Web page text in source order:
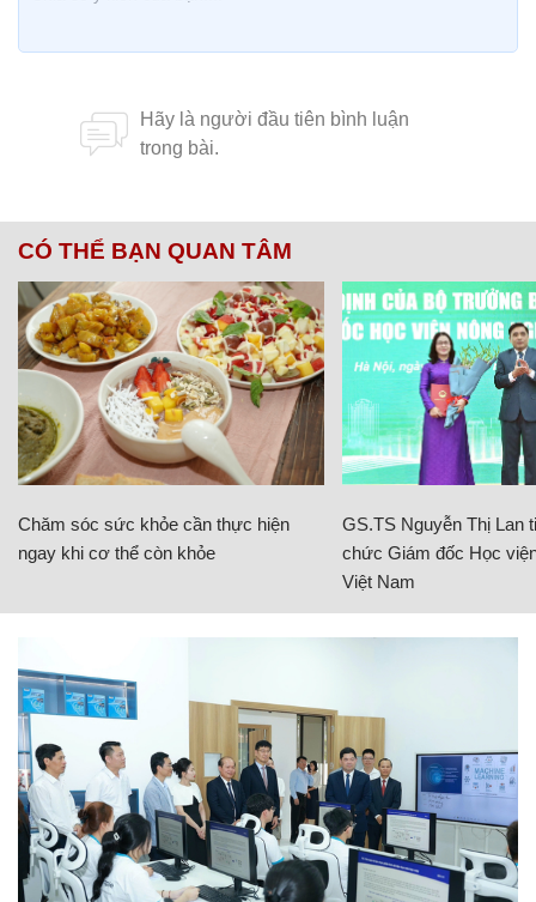
CÓ THỂ BẠN QUAN TÂM
Chăm sóc sức khỏe cần thực hiện
ngay khi cơ thể còn khỏe
GS.TS Nguyễn Thị Lan
chức Giám đốc Học
Việt Nam